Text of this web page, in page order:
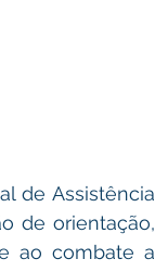
de Assistência
de orientação,
ao combate a